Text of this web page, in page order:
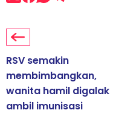
RSV semakin
membimbangkan,
wanita hamil digalak
ambil imunisasi